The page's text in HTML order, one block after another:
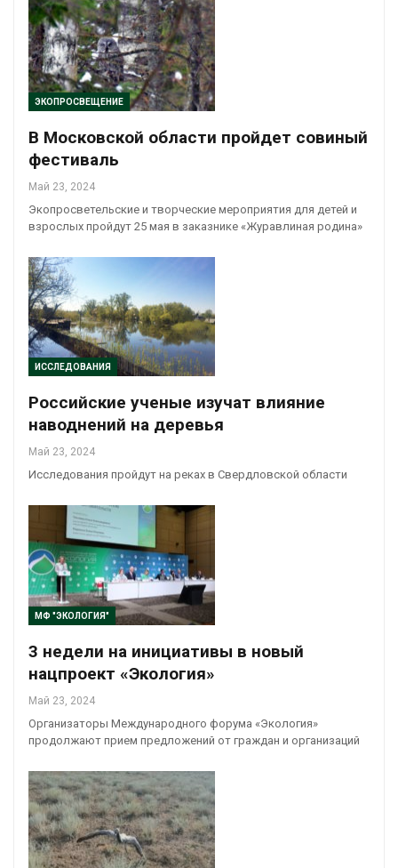
ЭКОПРОСВЕЩЕНИЕ
В Московской области пройдет совиный
фестиваль
Май 23, 2024
Экопросветельские и творческие мероприятия для детей и
взрослых пройдут 25 мая в заказнике «Журавлиная родина»
ИССЛЕДОВАНИЯ
Российские ученые изучат влияние
наводнений на деревья
Май 23, 2024
Исследования пройдут на реках в Свердловской области
МФ "ЭКОЛОГИЯ"
3 недели на инициативы в новый
нацпроект «Экология»
Май 23, 2024
Организаторы Международного форума «Экология»
продолжают прием предложений от граждан и организаций